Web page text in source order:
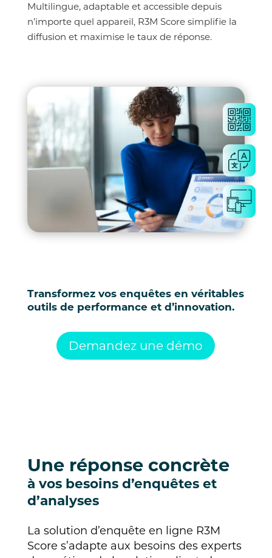
Multilingue, adaptable et accessible depuis
n’importe quel appareil, R3M Score simplifie la
diffusion et maximise le taux de réponse.
Transformez vos enquêtes en véritables
outils de performance et d’innovation.
Demandez une démo
Une réponse concrète
à vos besoins d’enquêtes et
d’analyses
La solution d’enquête en ligne R3M
Score s’adapte aux besoins des experts